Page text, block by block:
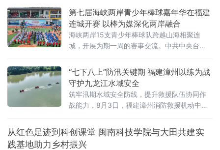
文化积淀和信仰，同根同源。
第七届海峡两岸青少年棒球嘉年华在福建
连城开赛 以棒为媒深化两岸融合
海峡两岸15支青少年棒球队跨越山海相聚连
城，开展为期一周的赛事交流。中共中央台
副省长江尔雄，中国
“七下八上”防汛关键期 福建漳州以练为战
守护九龙江水域安全
筑牢汛期水域安全防线，提升救援队伍协同作
战能力，8月3日，福建漳州消防救援机动中队
展水域救援实战化演练。
从红色足迹到科创课堂 闽南科技学院与大田共建实
践基地助力乡村振兴